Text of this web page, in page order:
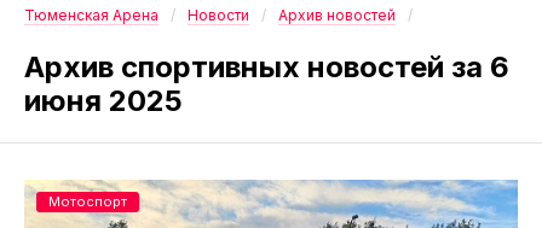
Тюменская Арена Новости Архив новостей
Архив спортивных новостей за 6
июня 2025
Мотоспорт